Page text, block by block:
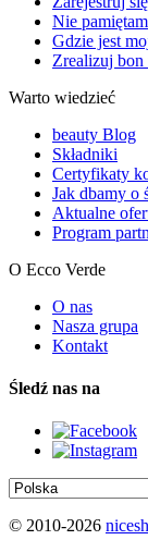
Nie pamiętam
Gdzie jest
Zrealizuj
Warto wiedzieć
beauty Blog
Składniki
Certyfikaty
Jak dbamy o
Aktualne
Program
O Ecco Verde
O nas
Nasza grupa
Kontakt
Śledź nas na
© 2010-2026